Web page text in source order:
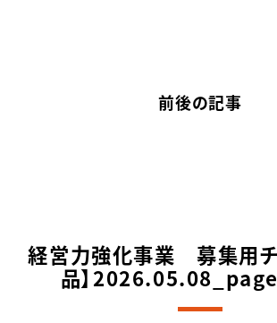
前後の記事
経営力強化事業 募集用チ
品】